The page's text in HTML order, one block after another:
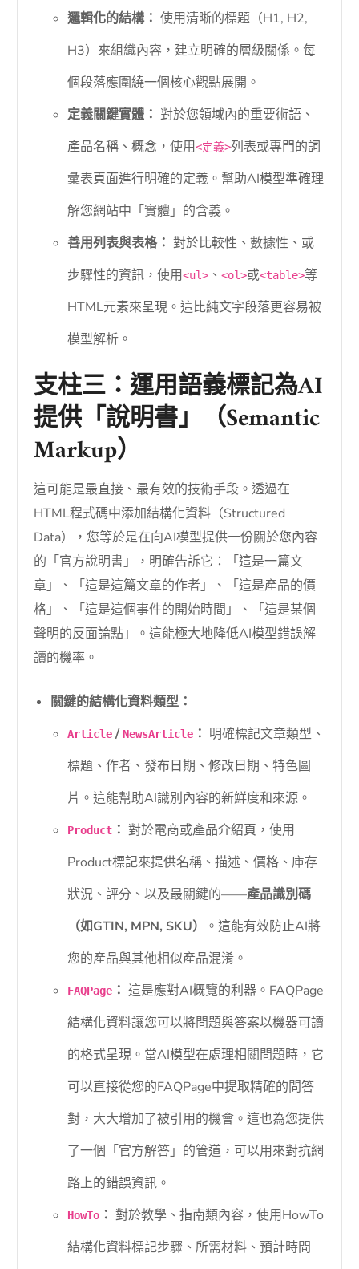
邏輯化的結構： 使用清晰的標題（H1, H2,
H3）來組織內容，建立明確的層級關係。每
個段落應圍繞一個核心觀點展開。
定義關鍵實體： 對於您領域內的重要術語、
產品名稱、概念，使用<定義>列表或專門的詞
彙表頁面進行明確的定義。幫助AI模型準確理
解您網站中「實體」的含義。
善用列表與表格： 對於比較性、數據性、或
步驟性的資訊，使用<ul>、 <ol>或<table>等
HTML元素來呈現。這比純文字段落更容易被
模型解析。
支柱三：運用語義標記為AI
提供「說明書」（Semantic
Markup）
這可能是最直接、最有效的技術手段。透過在
HTML程式碼中添加結構化資料（Structured
Data），您等於是在向AI模型提供一份關於您內容
的「官方說明書」，明確告訴它：「這是一篇文
章」、「這是這篇文章的作者」、「這是產品的價
格」、「這是這個事件的開始時間」、「這是某個
聲明的反面論點」。這能極大地降低AI模型錯誤解
讀的機率。
關鍵的結構化資料類型：
Article/NewsArticle： 明確標記文章類型、
標題、作者、發布日期、修改日期、特色圖
片。這能幫助AI識別內容的新鮮度和來源。
Product： 對於電商或產品介紹頁，使用
Product標記來提供名稱、描述、價格、庫存
狀況、評分、以及最關鍵的——產品識別碼
（如GTIN, MPN, SKU）
。這能有效防止AI將
您的產品與其他相似產品混淆。
FAQPage： 這是應對AI概覽的利器。FAQPage
結構化資料讓您可以將問題與答案以機器可讀
的格式呈現。當AI模型在處理相關問題時，它
可以直接從您的FAQPage中提取精確的問答
對，大大增加了被引用的機會。這也為您提供
了一個「官方解答」的管道，可以用來對抗網
路上的錯誤資訊。
HowTo： 對於教學、指南類內容，使用HowTo
結構化資料標記步驟、所需材料、預計時間